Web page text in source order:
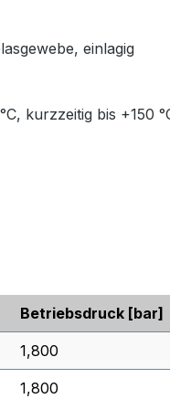
einlagig
kurzzeitig bis +150
Betriebsdruck [bar]
1,800
1,800